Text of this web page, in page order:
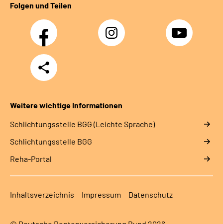
Folgen und Teilen
Facebook Instagram YouTube
Teilen
Weitere wichtige Informationen
Schlich­tungs­stel­le BGG (Leichte Sprache)
Schlich­tungs­stel­le BGG
Reha-Portal
Inhaltsverzeichnis Impressum Datenschutz